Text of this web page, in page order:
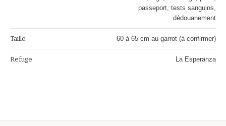
passeport, tests sanguins,
dédouanement
Taille 60 à 65 cm au garrot (à confirmer)
Refuge La Esperanza